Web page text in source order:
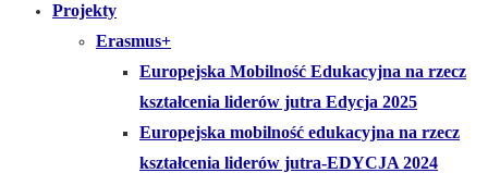
Projekty
Erasmus+
Europejska Mobilność Edukacyjna na rzecz
kształcenia liderów jutra Edycja 2025
Europejska mobilność edukacyjna na rzecz
kształcenia liderów jutra-EDYCJA 2024